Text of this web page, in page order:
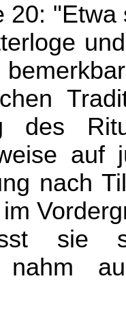
20:
des
auf
nach
sie
nahm